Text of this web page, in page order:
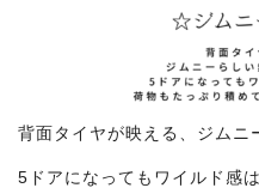
背面タイヤが映える、ジムニ
5ドアになってもワイルド感